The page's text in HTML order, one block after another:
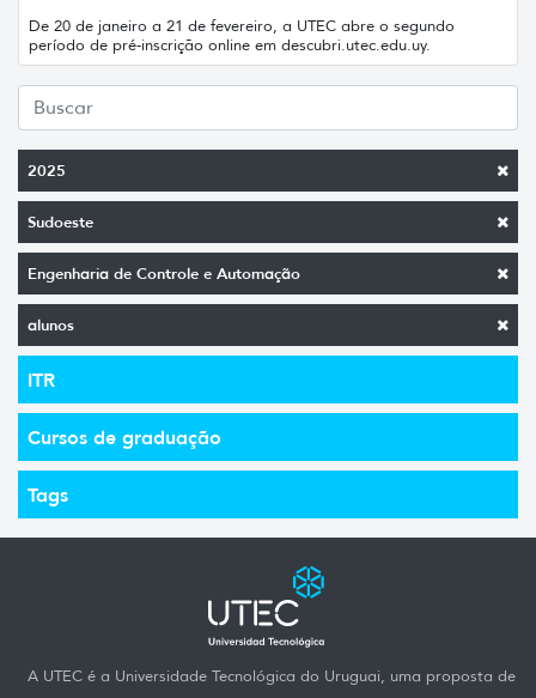
2025
Sudoeste
Engenharia de Controle e Automação
alunos
ITR
Cursos de graduação
Tags
De 20 de janeiro a 21 de fevereiro, a UTEC abre o segundo
período de pré-inscrição online em descubri.utec.edu.uy.
A UTEC é a Universidade Tecnológica do Uruguai, uma proposta de